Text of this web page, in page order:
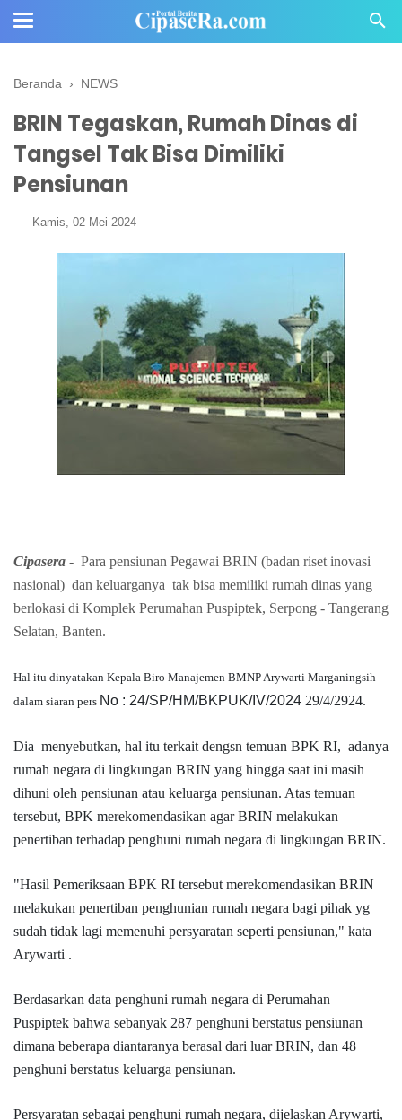
Beranda › NEWS
BRIN Tegaskan, Rumah Dinas di
Tangsel Tak Bisa Dimiliki
Pensiunan
Kamis, 02 Mei 2024
Cipasera - Para pensiunan Pegawai BRIN (badan riset inovasi
nasional) dan keluarganya tak bisa memiliki rumah dinas yang
berlokasi di Komplek Perumahan Puspiptek, Serpong - Tangerang
Selatan, Banten.
Hal itu dinyatakan Kepala Biro Manajemen BMNP Arywarti Marganingsih
dalam siaran pers No : 24/SP/HM/BKPUK/IV/2024 29/4/2924.
Dia menyebutkan, hal itu terkait dengsn temuan BPK RI, adanya
rumah negara di lingkungan BRIN yang hingga saat ini masih
dihuni oleh pensiunan atau keluarga pensiunan. Atas temuan
tersebut, BPK merekomendasikan agar BRIN melakukan
penertiban terhadap penghuni rumah negara di lingkungan BRIN.
"Hasil Pemeriksaan BPK RI tersebut merekomendasikan BRIN
melakukan penertiban penghunian rumah negara bagi pihak yg
sudah tidak lagi memenuhi persyaratan seperti pensiunan," kata
Arywarti .
Berdasarkan data penghuni rumah negara di Perumahan
Puspiptek bahwa sebanyak 287 penghuni berstatus pensiunan
dimana beberapa diantaranya berasal dari luar BRIN, dan 48
penghuni berstatus keluarga pensiunan.
Persyaratan sebagai penghuni rumah negara, dijelaskan Arywarti,